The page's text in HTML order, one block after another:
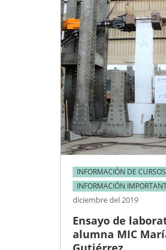
INFORMACIÓN DE CURSOS
INFORMACIÓN
diciembre del 2019
Ensayo de
alumna MIC